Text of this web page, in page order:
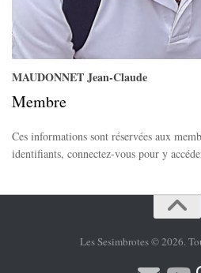
MAUDONNET Jean-Claude
Membre
Ces informations sont réservées aux
identifiants, connectez-vous pour y
Les Sesimbrotes © 2026.